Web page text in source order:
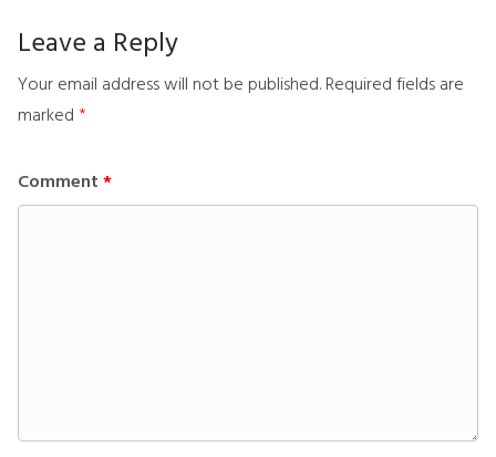
Leave a Reply
Your email address will not be published. Required fields are
marked *
Comment *